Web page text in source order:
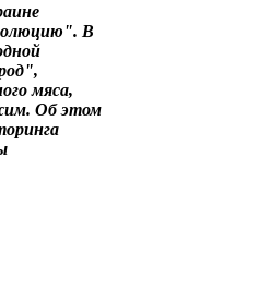
В
мяса,
Об этом